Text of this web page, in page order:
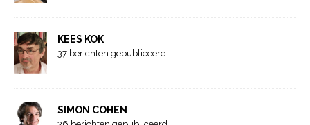
KEES KOK
37 berichten gepubliceerd
SIMON COHEN